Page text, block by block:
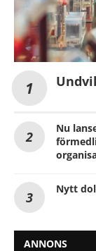
Nu
Nytt
ANNONS